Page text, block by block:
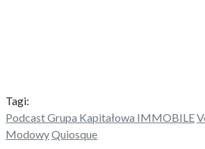
Tagi:
Podcast Grupa Kapitałowa IMMOBILE
ModowyQuiosque